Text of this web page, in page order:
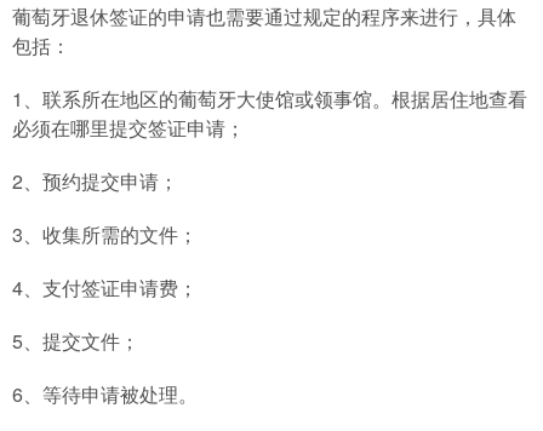
葡萄牙退休签证的申请也需要通过规定的程序来进行，具体
包括：
1、联系所在地区的葡萄牙大使馆或领事馆。根据居住地查看
必须在哪里提交签证申请；
2、预约提交申请；
3、收集所需的文件；
4、支付签证申请费；
5、提交文件；
6、等待申请被处理。